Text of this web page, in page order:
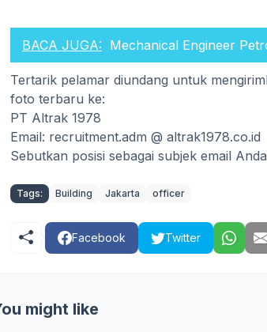
BACA JUGA: Mechanical Engineer
Tertarik pelamar diundang untuk
foto terbaru ke:
PT Altrak 1978
Email: recruitment.adm @ altrak1978.co.id
Sebutkan posisi sebagai subjek email Anda
Tags: Building Jakarta officer
Facebook Twitter
might like